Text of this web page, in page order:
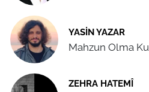
YASIN YAZAR
Mahzun Olma
ZEHRA HATEMÎ